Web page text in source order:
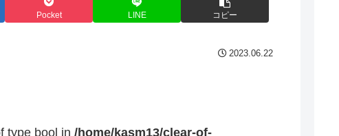
Pocket LINE コピー
2023.06.22
type bool in /home/kasm13/clear-of-